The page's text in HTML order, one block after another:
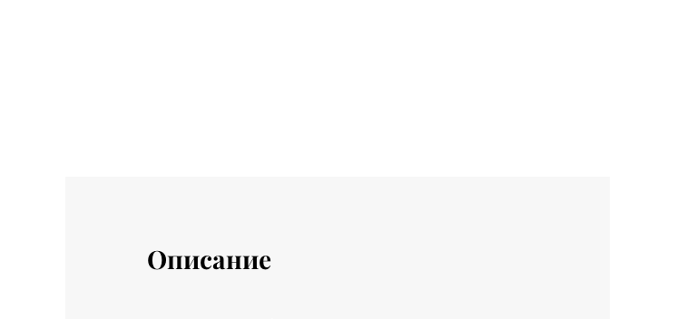
Описание